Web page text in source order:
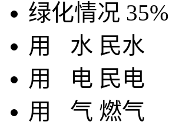
绿化情况 35%
用 水 民水
用
电 民电
用 气 燃气